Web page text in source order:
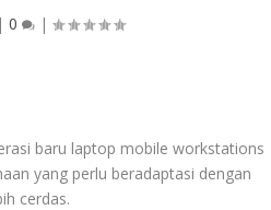
| 0 |
baru laptop mobile workstations
yang perlu beradaptasi dengan
cerdas.